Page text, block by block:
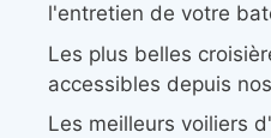
l'entretien de votre
Les plus belles
accessibles depuis
Les meilleurs voiliers